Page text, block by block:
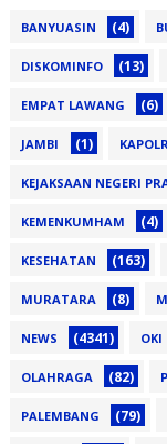
BANYUASIN (4)
DISKOMINFO (13)
EMPAT LAWANG (6)
JAMBI (1)
KEJAKSAAN NEGERI
KEMENKUMHAM (4)
KESEHATAN (163)
MURATARA (8)
NEWS (4341) OKI
OLAHRAGA (82)
PALEMBANG (79)